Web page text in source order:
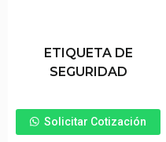
ETIQUETA DE
SEGURIDAD
Solicitar Cotización